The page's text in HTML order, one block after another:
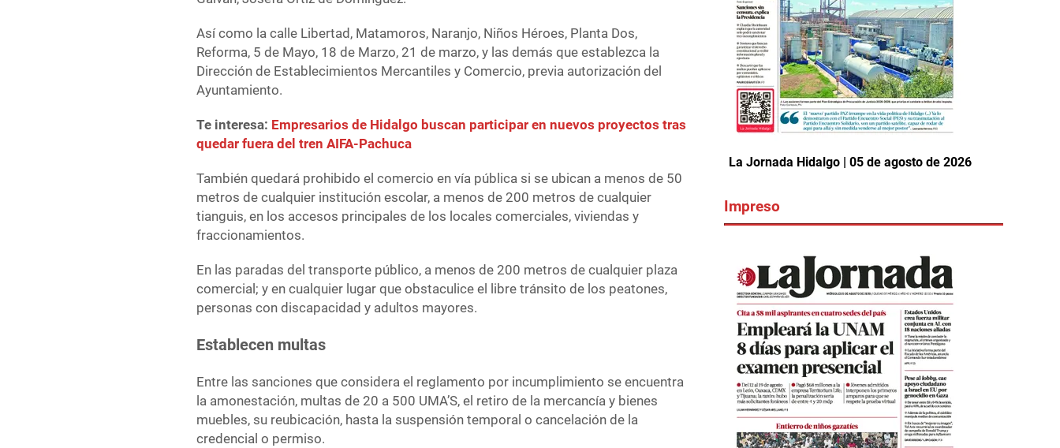
Así como la calle Libertad, Matamoros, Naranjo, Niños Héroes, Planta Dos,
Reforma, 5 de Mayo, 18 de Marzo, 21 de marzo, y las demás que establezca la
Dirección de Establecimientos Mercantiles y Comercio, previa autorización del
Ayuntamiento.
Te interesa: Empresarios de Hidalgo buscan participar en nuevos proyectos tras
quedar fuera del tren AIFA-Pachuca
También quedará prohibido el comercio en vía pública si se ubican a menos de 50
metros de cualquier institución escolar, a menos de 200 metros de cualquier
tianguis, en los accesos principales de los locales comerciales, viviendas y
fraccionamientos.
En las paradas del transporte público, a menos de 200 metros de cualquier plaza
comercial; y en cualquier lugar que obstaculice el libre tránsito de los peatones,
personas con discapacidad y adultos mayores.
Establecen multas
Entre las sanciones que considera el reglamento por incumplimiento se encuentra
la amonestación, multas de 20 a 500 UMA’S, el retiro de la mercancía y bienes
muebles, su reubicación, hasta la suspensión temporal o cancelación de la
credencial o permiso.
La Jornada Hidalgo | 05 de agosto de 2026
Impreso